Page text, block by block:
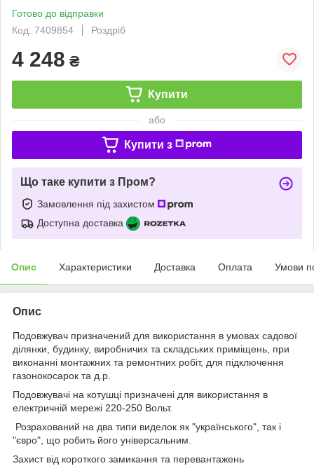
Готово до відправки
Код: 7409854
Роздріб
4 248 ₴
Купити
або
Купити з
Що таке купити з Пром?
Замовлення під захистом
Доступна доставка
Опис Характеристики Доставка Оплата Умови
Опис
Подовжувач призначений для використання в умовах садової
ділянки, будинку, виробничих та складських приміщень, при
виконанні монтажних та ремонтних робіт, для підключення
газонокосарок та д.р.
Подовжувачі на котушці призначені для використання в
електричній мережі 220-250 Вольт.
Розрахований на два типи виделок як "українського", так і
"євро", що робить його універсальним.
Захист від короткого замикання та перевантажень